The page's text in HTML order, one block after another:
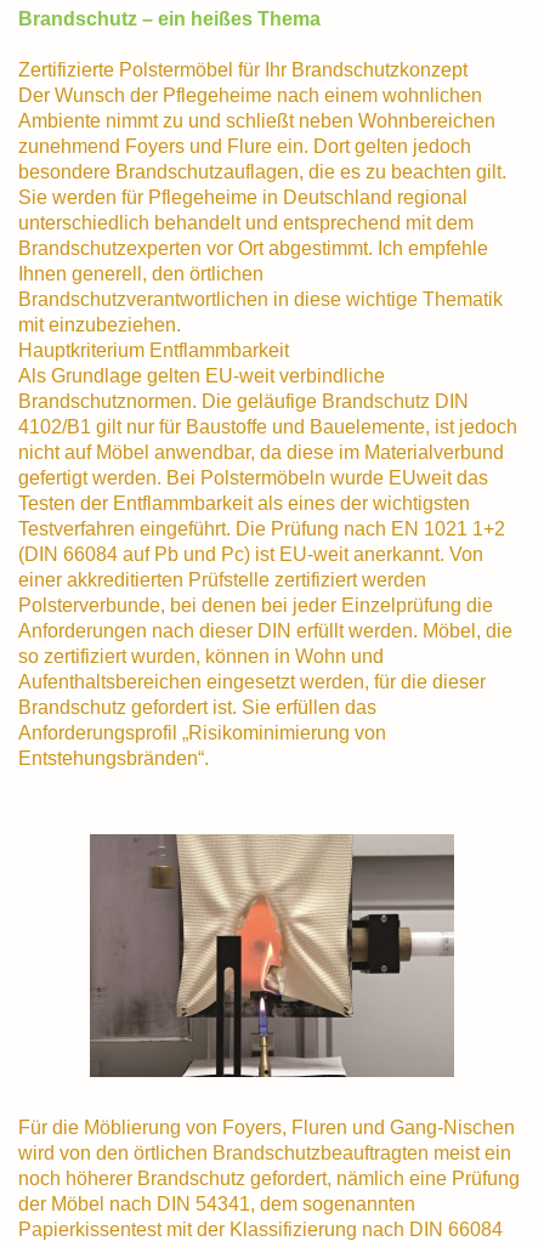
Brandschutz – ein heißes Thema
Zertifizierte Polstermöbel für Ihr Brandschutzkonzept
Der Wunsch der Pflegeheime nach einem wohnlichen
Ambiente nimmt zu und schließt neben Wohnbereichen
zunehmend Foyers und Flure ein. Dort gelten jedoch
besondere Brandschutzauflagen, die es zu beachten gilt.
Sie werden für Pflegeheime in Deutschland regional
unterschiedlich behandelt und entsprechend mit dem
Brandschutzexperten vor Ort abgestimmt. Ich empfehle
Ihnen generell, den örtlichen
Brandschutzverantwortlichen in diese wichtige Thematik
mit einzubeziehen.
Hauptkriterium Entflammbarkeit
Als Grundlage gelten EU-weit verbindliche
Brandschutznormen. Die geläufige Brandschutz DIN
4102/B1 gilt nur für Baustoffe und Bauelemente, ist jedoch
nicht auf Möbel anwendbar, da diese im Materialverbund
gefertigt werden. Bei Polstermöbeln wurde EU­weit das
Testen der Entflammbarkeit als eines der wichtigsten
Testverfahren eingeführt. Die Prüfung nach EN 1021 1+2
(DIN 66084 auf P­b und P­c) ist EU-weit anerkannt. Von
einer akkreditierten Prüfstelle zertifiziert werden
Polsterverbunde, bei denen bei jeder Einzelprüfung die
Anforderungen nach dieser DIN erfüllt werden. Möbel, die
so zertifiziert wurden, können in Wohn­ und
Aufenthaltsbereichen eingesetzt werden, für die dieser
Brandschutz gefordert ist. Sie erfüllen das
Anforderungsprofil „Risikominimierung von
Entstehungsbränden“.
Für die Möblierung von Foyers, Fluren und Gang-Nischen
wird von den örtlichen Brandschutzbeauftragten meist ein
noch höherer Brandschutz gefordert, nämlich eine Prüfung
der Möbel nach DIN 54341, dem sogenannten
Papierkissentest mit der Klassifizierung nach DIN 66084